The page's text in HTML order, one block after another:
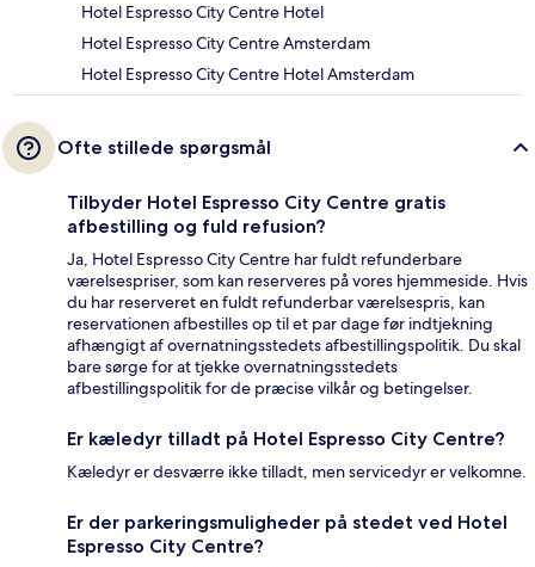
Hotel Espresso City Centre Hotel
Hotel Espresso City Centre Amsterdam
Hotel Espresso City Centre Hotel Amsterdam
Ofte stillede spørgsmål
Tilbyder Hotel Espresso City Centre gratis
afbestilling og fuld refusion?
Ja, Hotel Espresso City Centre har fuldt refunderbare
værelsespriser, som kan reserveres på vores hjemmeside. Hvis
du har reserveret en fuldt refunderbar værelsespris, kan
reservationen afbestilles op til et par dage før indtjekning
afhængigt af overnatningsstedets afbestillingspolitik. Du skal
bare sørge for at tjekke overnatningsstedets
afbestillingspolitik for de præcise vilkår og betingelser.
Er kæledyr tilladt på Hotel Espresso City Centre?
Kæledyr er desværre ikke tilladt, men servicedyr er velkomne.
Er der parkeringsmuligheder på stedet ved Hotel
Espresso City Centre?